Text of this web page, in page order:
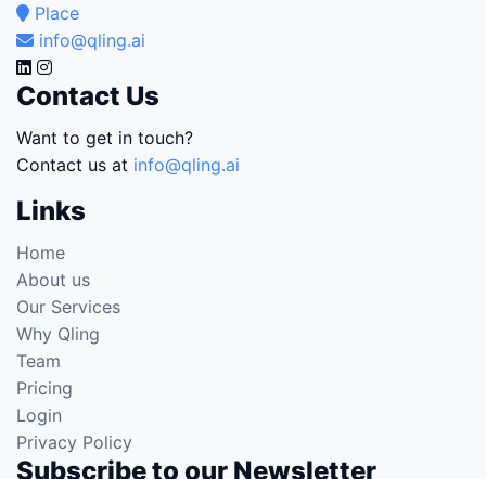
Place
info@qling.ai
Contact Us
Want to get in touch?
Contact us at info@qling.ai
Links
Home
About us
Our Services
Why Qling
Team
Pricing
Login
Privacy Policy
Subscribe to our Newsletter